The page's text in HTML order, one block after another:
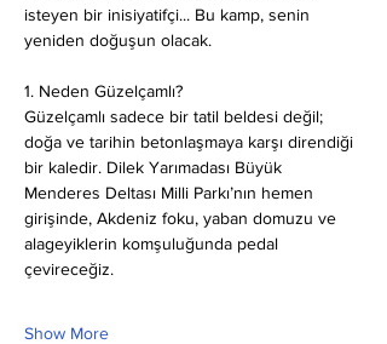
isteyen bir inisiyatifçi... Bu kamp, senin
yeniden doğuşun olacak.
1. Neden Güzelçamlı?
Güzelçamlı sadece bir tatil beldesi değil;
doğa ve tarihin betonlaşmaya karşı direndiği
bir kaledir. Dilek Yarımadası Büyük
Menderes Deltası Milli Parkı’nın hemen
girişinde, Akdeniz foku, yaban domuzu ve
alageyiklerin komşuluğunda pedal
çevireceğiz.
Show More